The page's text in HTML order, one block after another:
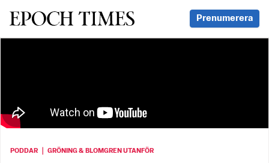
Svenska Epoch Times Prenumerera
PODDAR ｜ GRÖNING & BLOMGREN UTANFÖR